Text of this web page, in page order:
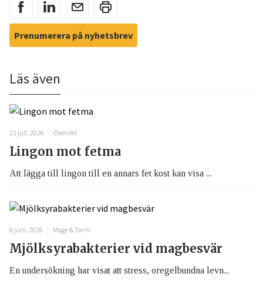
Prenumerera på nyhetsbrev
Läs även
21 juli, 2026 Övervikt
Lingon mot fetma
Att lägga till lingon till en annars fet kost kan visa ...
8 juni, 2026 Mage & Tarm
Mjölksyrabakterier vid magbesvär
En undersökning har visat att stress, oregelbundna levn...